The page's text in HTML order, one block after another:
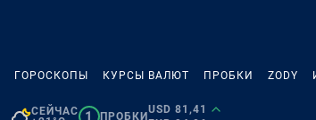
ГОРОСКОПЫ КУРСЫ ВАЛЮТ ПРОБКИ ZODY
СЕЙЧАС
1 ПРОБКИ
USD 81,41